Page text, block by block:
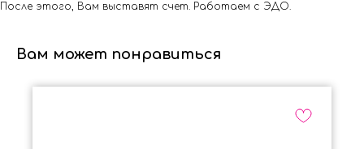
После этого, Вам выставят счет. Работаем с ЭДО.
Вам может понравиться